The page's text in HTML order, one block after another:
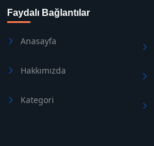
Faydalı Bağlantılar
Anasayfa
Hakkımızda
Kategori